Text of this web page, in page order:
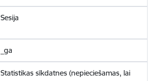
Sesija
_ga
Statistikas sīkdatnes (nepieciešamas, lai